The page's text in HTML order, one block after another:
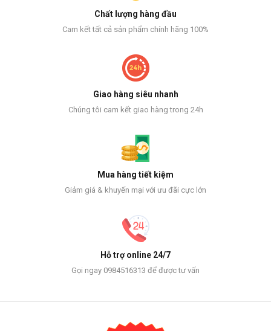
Chất lượng hàng đầu
Cam kết tất cả sản phẩm chính hãng 100%
Giao hàng siêu nhanh
Chúng tôi cam kết giao hàng trong 24h
Mua hàng tiết kiệm
Giảm giá & khuyến mại với ưu đãi cực lớn
Hỗ trợ online 24/7
Gọi ngay 0984516313 để được tư vấn